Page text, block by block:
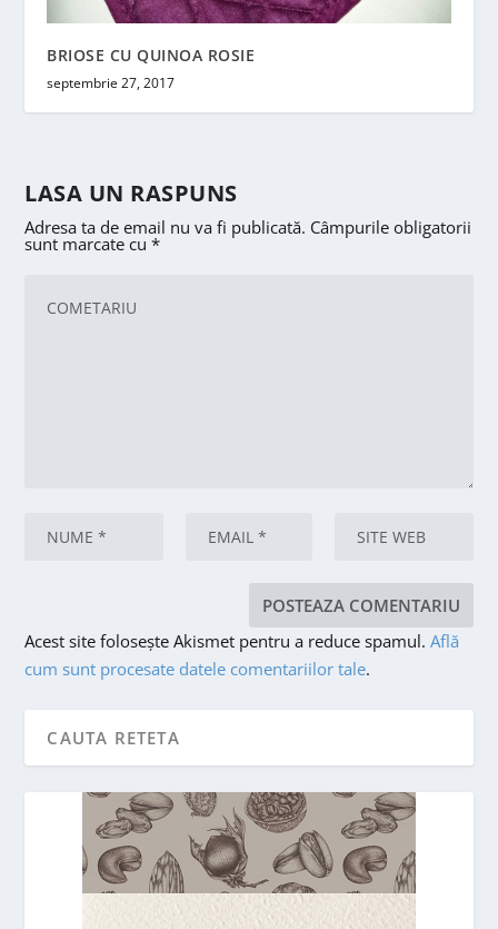
BRIOSE CU QUINOA ROSIE
septembrie 27, 2017
LASA UN RASPUNS
Adresa ta de email nu va fi publicată. Câmpurile obligatorii
sunt marcate cu*
Acest site folosește Akismet pentru a reduce spamul.Află
cum sunt procesate datele comentariilor tale.